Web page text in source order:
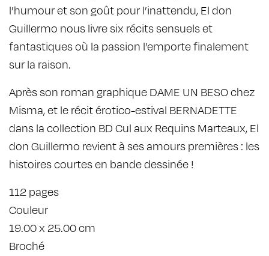
l’humour et son goût pour l’inattendu, El don
Guillermo nous livre six récits sensuels et
fantastiques où la passion l’emporte finalement
sur la raison.
Après son roman graphique DAME UN BESO chez
Misma, et le récit érotico-estival BERNADETTE
dans la collection BD Cul aux Requins Marteaux, El
don Guillermo revient à ses amours premières : les
histoires courtes en bande dessinée !
112 pages
Couleur
19.00 x 25.00 cm
Broché